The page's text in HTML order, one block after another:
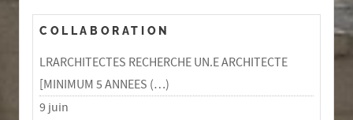
COLLABORATION
LRARCHITECTES RECHERCHE UN.E ARCHITECTE
[MINIMUM 5 ANNEES (…)
9 juin